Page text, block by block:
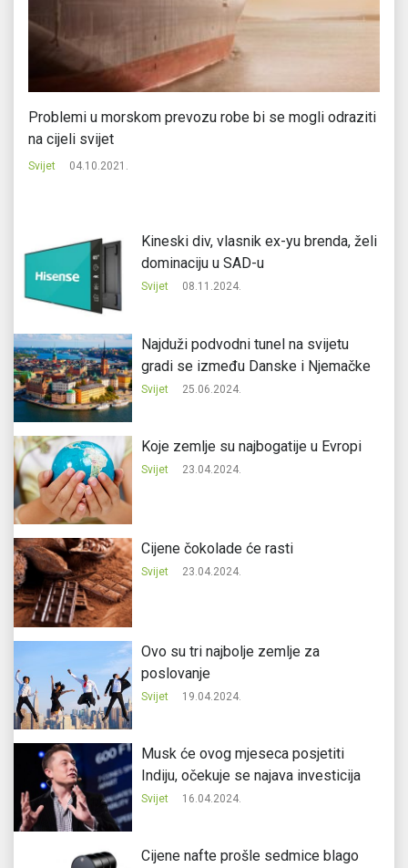
Problemi u morskom prevozu robe bi se mogli odraziti
na cijeli svijet
Svijet 04.10.2021.
Kineski div, vlasnik ex-yu brenda, želi
dominaciju u SAD-u
Svijet 08.11.2024.
Najduži podvodni tunel na svijetu
gradi se između Danske i Njemačke
Svijet 25.06.2024.
Koje zemlje su najbogatije u Evropi
Svijet 23.04.2024.
Cijene čokolade će rasti
Svijet 23.04.2024.
Ovo su tri najbolje zemlje za
poslovanje
Svijet 19.04.2024.
Musk će ovog mjeseca posjetiti
Indiju, očekuje se najava investicija
Svijet 16.04.2024.
Cijene nafte prošle sedmice blago